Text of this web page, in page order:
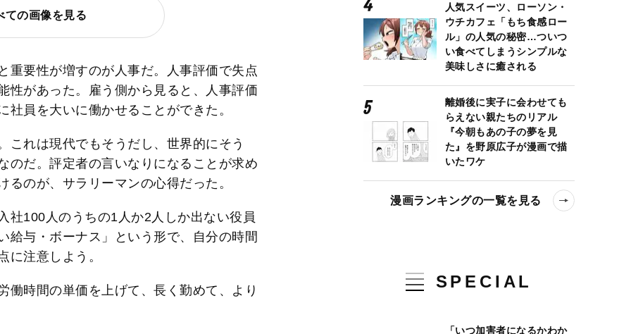
ての画像を見る
重要性が増すのが人事だ。人事評価で失点
性があった。雇う側から見ると、人事評価
員を大いに働かせることができた。
これは現代でもそうだし、世界的にそう
のだ。評定者の言いなりになることが求め
のが、サラリーマンの心得だった。
社100人のうちの1人か2人しか出ない役員
給与・ボーナス」という形で、自分の時間
に注意しよう。
働時間の単価を上げて、長く勤めて、より
人気スイーツ、ローソン・
ウチカフェ「もち食感ロー
ル」の人気の秘密…ついつ
い食べてしまうシンプルな
美味しさに癒される
離婚後に実子に会わせても
らえない親たちのリアル
『今朝もあの子の夢を見
た』を野原広子が漫画で描
いたワケ
漫画ランキングの一覧を見る
SPECIAL
「いつ加害者になるかわか